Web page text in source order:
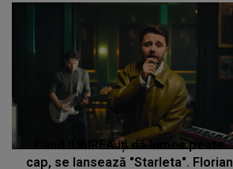
Când IUBIREA îți dă lumea peste
cap, se lansează "Starleta". Florian